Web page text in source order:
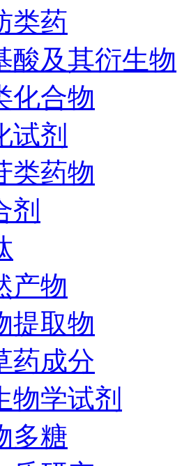
类药
酸及其衍生物
化合物
试剂
类药物
剂
产物
提取物
药成分
物学试剂
多糖